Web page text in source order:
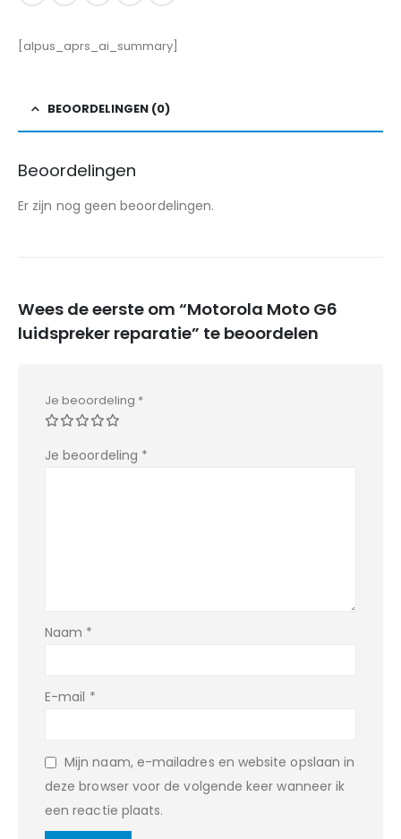
[alpus_aprs_ai_summary]
BEOORDELINGEN (0)
Beoordelingen
Er zijn nog geen beoordelingen.
Wees de eerste om “Motorola Moto G6
luidspreker reparatie” te beoordelen
Je beoordeling *
Je beoordeling *
Naam *
E-mail *
Mijn naam, e-mailadres en website opslaan in
deze browser voor de volgende keer wanneer ik
een reactie plaats.